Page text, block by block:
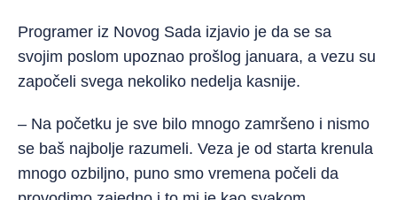
Programer iz Novog Sada izjavio je da se sa
svojim poslom upoznao prošlog januara, a vezu su
započeli svega nekoliko nedelja kasnije.
– Na početku je sve bilo mnogo zamršeno i nismo
se baš najbolje razumeli. Veza je od starta krenula
mnogo ozbiljno, puno smo vremena počeli da